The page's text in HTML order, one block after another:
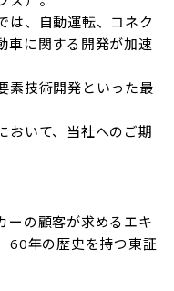
は、自動運転、コネク
車に関する開発が加速
素技術開発といった最
おいて、当社へのご期
ーの顧客が求めるエキ
60年の歴史を持つ東証